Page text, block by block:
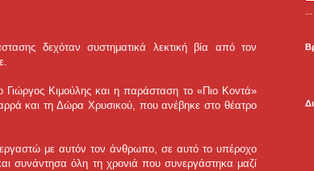
δεχόταν συστηματικά λεκτική βία από τον
Κιμούλης και η παράσταση το «Πιο Κοντά»
και τη Δώρα Χρυσικού, που ανέβηκε στο θέατρο
με αυτόν τον άνθρωπο, σε αυτό το υπέροχο
συνάντησα όλη τη χρονιά που συνεργάστηκα μαζί